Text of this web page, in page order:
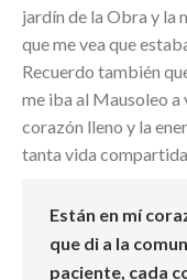
jardín de la Obra y la
que me vea que
Recuerdo también
me iba al Mausoleo
corazón lleno y la
tanta vida
Están en mí
que di a la
paciente, cada